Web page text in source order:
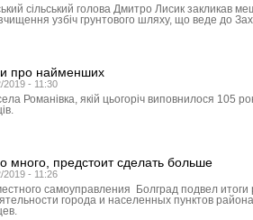
сільський голова Дмитро Лисик закликав
узбіч грунтового шляху, що веде до
про найменших
2019 - 11:30
Романівка, якій цьогоріч виповнилося 105
много, предстоит сделать больше
2019 - 11:26
самоуправления Болград подвел
города и населенных пунктов